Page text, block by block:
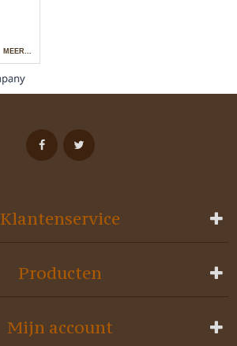
Klantenservice
Producten
Mijn account